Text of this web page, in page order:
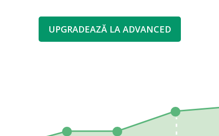
UPGRADEAZĂ LA ADVANCED